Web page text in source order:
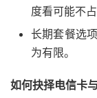
度看可能不占
长期套餐选
为有限。
如何抉择电信卡